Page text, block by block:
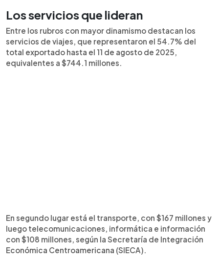
Los servicios que lideran
Entre los rubros con mayor dinamismo destacan los
servicios de viajes, que representaron el 54.7% del
total exportado hasta el 11 de agosto de 2025,
equivalentes a $744.1 millones.
En segundo lugar está el transporte, con $167 millones y
luego telecomunicaciones, informática e información
con $108 millones, según la Secretaría de Integración
Económica Centroamericana (SIECA).